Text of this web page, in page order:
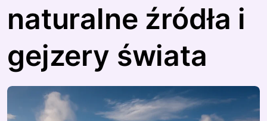
naturalne źródła i
gejzery świata